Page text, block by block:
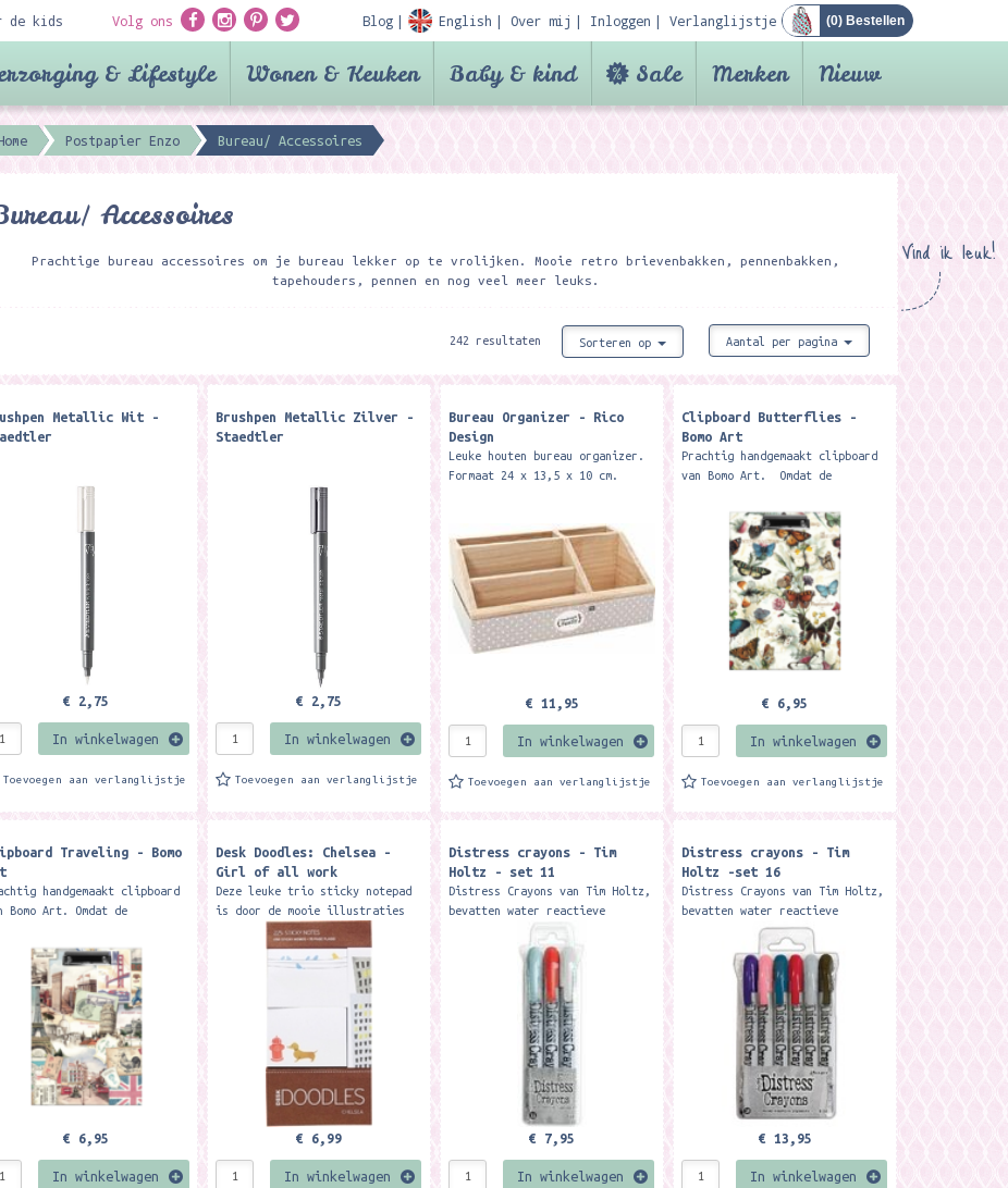
de kids Volg ons Blog English Over mij Inloggen Verlanglijstje (0) Bestellen
& Lifestyle Wonen & Keuken Baby & kind Sale Merken Nieuw
Postpapier Enzo Bureau/ Accessoires
Vind ik leuk!
Accessoires
Prachtige bureau accessoires om je bureau lekker op te vrolijken. Mooie retro brievenbakken, pennenbakken,
tapehouders, pennen en nog veel meer leuks.
242 resultaten Sorteren op Aantal per pagina
Metallic Wit -
€ 2,75
In winkelwagen
Toevoegen aan verlanglijstje
Brushpen Metallic Zilver -
Staedtler
€ 2,75
In winkelwagen
Toevoegen aan verlanglijstje
Bureau Organizer - Rico
Design
Leuke houten bureau organizer.
Formaat 24 x 13,5 x 10 cm.
€ 11,95
In winkelwagen
Toevoegen aan verlanglijstje
Clipboard Butterflies -
Bomo Art
Prachtig handgemaakt clipboard
van Bomo Art. Omdat de
de print iets anders zijn als
die op foto 1. Het...
€ 6,95
In winkelwagen
Toevoegen aan verlanglijstje
Traveling - Bomo
handgemaakt clipboard
Bomo Art. Omdat de
print iets anders zijn als
op foto 1. Het formaat van
€ 6,95
In winkelwagen
Desk Doodles: Chelsea -
Girl of all work
Deze leuke trio sticky notepad
is door de mooie illustraties
een perfecte afleiding voor op
je bureau. 225 sticky notes
waarvan 1 blokje met page...
€ 6,99
In winkelwagen
Distress crayons - Tim
Holtz - set 11
Distress Crayons van Tim Holtz,
bevatten water reactieve
pigmenten die ideaal zijn voor
het maken van schitterende
achtergronden,
watercoloring,...
€ 7,95
In winkelwagen
Distress crayons - Tim
Holtz -set 16
Distress Crayons van Tim Holtz,
bevatten water reactieve
pigmenten die ideaal zijn voor
het maken van schitterende
achtergronden,
watercoloring,...
€ 13,95
In winkelwagen